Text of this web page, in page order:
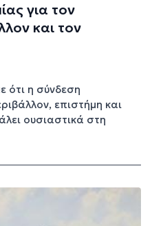
για τον
και τον
ότι η σύνδεση
επιστήμη και
ουσιαστικά στη